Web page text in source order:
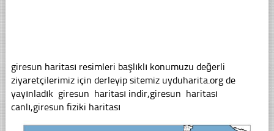
giresun haritası resimleri başlıklı konumuzu değerli
ziyaretçilerimiz için derleyip sitemiz uyduharita.org de
yayınladık giresun haritası indir,giresun haritası
canlı,giresun fiziki haritası